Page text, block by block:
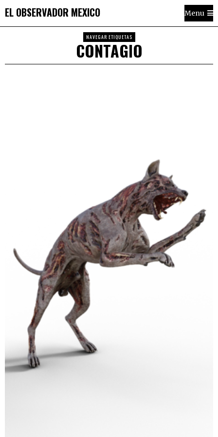
EL OBSERVADOR MEXICO Menu
NAVEGAR ETIQUETAS
CONTAGIO